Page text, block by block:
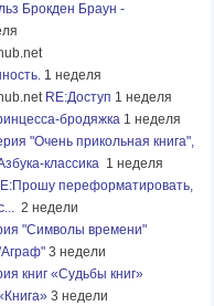
Брокден Браун -
1 неделя
RE:Доступ 1 неделя
бродяжка 1 неделя
"Очень прикольная книга",
классика 1 неделя
переформатировать,
2 недели
"Символы времени"
3 недели
книг «Судьбы книг»
3 недели